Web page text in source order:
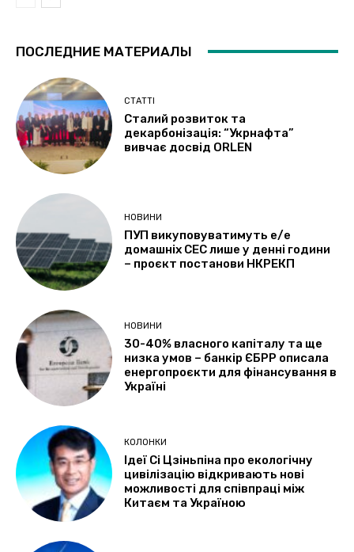
ПОСЛЕДНИЕ МАТЕРИАЛЫ
СТАТТІ
Сталий розвиток та
декарбонізація: “Укрнафта”
вивчає досвід ORLEN
НОВИНИ
ПУП викуповуватимуть е/е
домашніх СЕС лише у денні години
– проєкт постанови НКРЕКП
НОВИНИ
30-40% власного капіталу та ще
низка умов – банкір ЄБРР описала
енергопроєкти для фінансування в
Україні
КОЛОНКИ
Ідеї Сі Цзіньпіна про екологічну
цивілізацію відкривають нові
можливості для співпраці між
Китаєм та Україною